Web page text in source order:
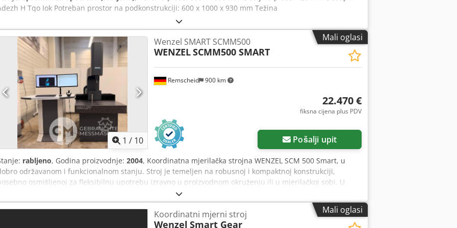
H Tqo Iok Potreban prostor na podkonstrukciji: 600 x 1000 x 930 mm Težina
Mali oglasi
1 / 10
Remscheid 900 km
Wenzel SMART SCMM500
WENZELSCMM500 SMART
22.470 €
fiksna cijena plus PDV
Pošalji upit
rabljeno, Godina proizvodnje: 2004, Koordinatna mjerilačka strojna WENZEL SCM 500 Smart, u
održavanom i funkcionalnom stanju. Stroj je temeljen na robusnoj i kompaktnoj konstrukciji,
osmišljenoj za fleksibilnu upotrebu izravno u proizvodnom okruženju ili u mjerilačkoj sobi. U
kombinaciji s preciznim vodilicama, ova provjerena struktura osigurava visoku preciznost mjerenja,
i izvrsnu ponovljivost uz minimalne zahtjeve za prostorom. Stroj je osmišljen za pouzdanu
upotrebu u kontroli kvalitete, ulaznoj kontroli robe i serijskoj proizvodnji te osigurava trajno precizne i
reproducibilne rezultate mjerenja, čak i u teškim uvjetima. Prije isporuke, naši servisni tehničari u
Mali oglasi
Koordinatni mjerni stroj
Wenzel Smart Gear